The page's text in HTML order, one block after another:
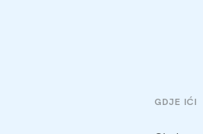
GDJE IĆI